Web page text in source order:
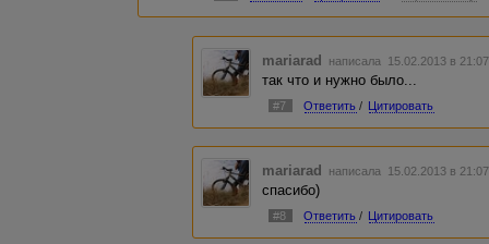
mariarad написала 15.02.2013 в
так что и нужно было...
#7 Ответить / Цитировать
mariarad написала 15.02.2013 в
спасибо)
#8 Ответить / Цитировать